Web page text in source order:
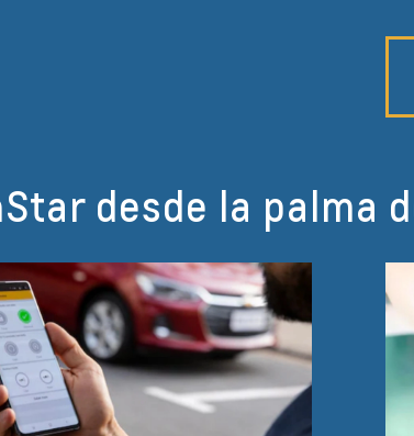
desde la palma